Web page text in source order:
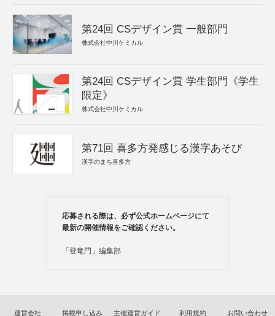
第24回 CSデザイン賞 一般部門
株式会社中川ケミカル
第24回 CSデザイン賞 学生部門《学生
限定》
株式会社中川ケミカル
第71回 喜多方発感じる漢字あそび
漢字のまち喜多方
応募される際は、必ず公式ホームページにて
最新の開催情報をご確認ください。
「登竜門」編集部
運営会社 掲載申し込み 主催運営ガイド 利用規約 お問い合わせ